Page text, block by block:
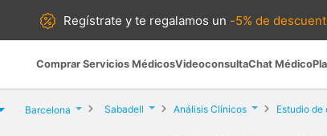
Regístrate yte regalamos un -5% de
Comprar Servicios MédicosVideoconsultaChat Médico
Barcelona Sabadell Análisis Clínicos Estudio de